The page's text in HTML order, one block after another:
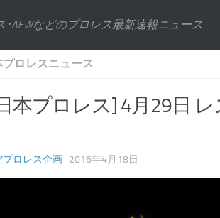
･AEWなどのプロレス最新速報ニュース
プロレスニュース
本プロレス] 4月29日
プロレス企画 · 2016年4月18日